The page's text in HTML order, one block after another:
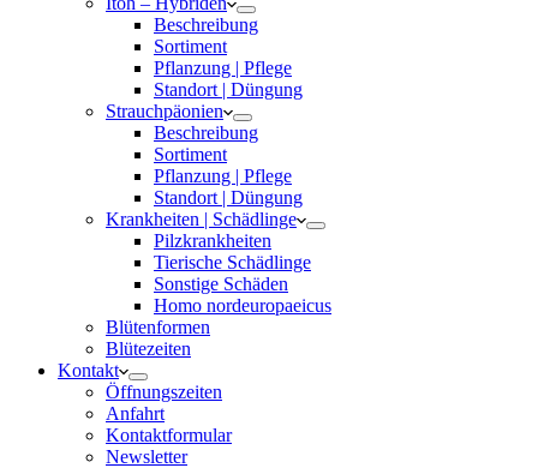
Beschreibung
Sortiment
Pflanzung | Pflege
Standort | Düngung
Strauchpäonien
Beschreibung
Sortiment
Pflanzung | Pflege
Standort | Düngung
Krankheiten | Schädlinge
Pilzkrankheiten
Tierische Schädlinge
Sonstige Schäden
Homo nordeuropaeicus
Blütenformen
Blütezeiten
Kontakt
Öffnungszeiten
Anfahrt
Kontaktformular
Newsletter